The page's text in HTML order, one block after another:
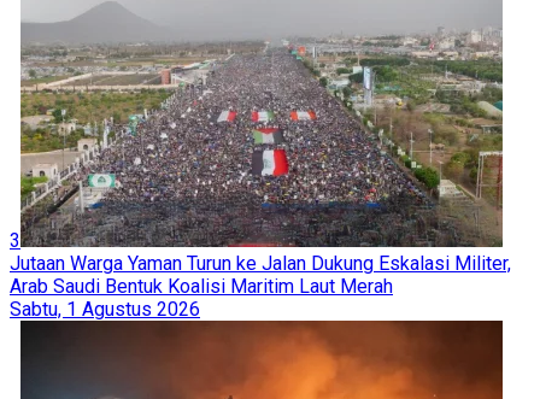
3
Jutaan Warga Yaman Turun ke Jalan Dukung Eskalasi Militer,
Arab Saudi Bentuk Koalisi Maritim Laut Merah
Sabtu, 1 Agustus 2026